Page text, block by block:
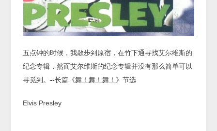
五点钟的时候，我散步到原宿，在竹下通寻找艾尔维斯的
纪念专辑，然而艾尔维斯的纪念专辑并没有那么简单可以
寻觅到。--长篇《舞！舞！舞！ 》节选
Elvis Presley